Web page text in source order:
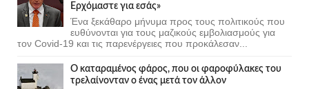
Ερχόμαστε για εσάς»
Ένα ξεκάθαρο μήνυμα προς τους πολιτικούς που
ευθύνονται για τους μαζικούς εμβολιασμούς για
τον Covid-19 και τις παρενέργειες που προκάλεσαν...
Ο καταραμένος φάρος, που οι φαροφύλακες του
τρελαίνονταν ο ένας μετά τον άλλον